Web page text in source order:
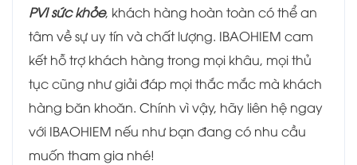
PVI sức khỏe, khách hàng hoàn toàn có thể an
tâm về sự uy tín và chất lượng. IBAOHIEM cam
kết hỗ trợ khách hàng trong mọi khâu, mọi thủ
tục cũng như giải đáp mọi thắc mắc mà khách
hàng băn khoăn. Chính vì vậy, hãy liên hệ ngay
với IBAOHIEM nếu như bạn đang có nhu cầu
muốn tham gia nhé!